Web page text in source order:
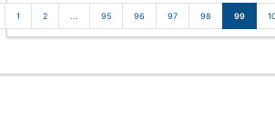
1 2 ... 95 96 97 98 99